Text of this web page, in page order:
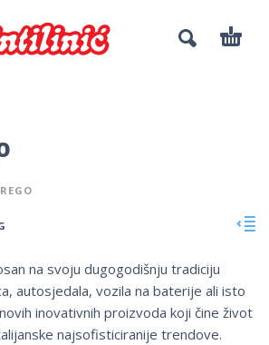
na svoju dugogodišnju tradiciju
autosjedala, vozila na baterije ali isto
inovativnih proizvoda koji čine život
najsofisticiranije trendove.